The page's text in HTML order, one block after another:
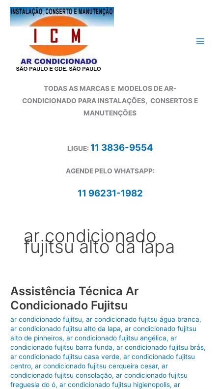
para
TODAS AS MARCAS E MODELOS DE AR-
CONDICIONADO PARA INSTALAÇÕES, CONSERTOS E
MANUTENÇÕES
LIGUE: 11 3836-9554
AGENDE PELO WHATSAPP:
11 96231-1982
ar condicionado
fujitsu alto da lapa
Assistência Técnica Ar
Condicionado Fujitsu
ar condicionado fujitsu,ar condicionado fujitsu água branca,
ar condicionado fujitsu alto da lapa,ar condicionado fujitsu
alto de pinheiros,ar condicionado fujitsu angélica,ar
condicionado fujitsu barra funda,ar condicionado fujitsu brás,
ar condicionado fujitsu casa verde,ar condicionado fujitsu
centro,ar condicionado fujitsu cerqueira cesar,ar
condicionado fujitsu consolação,ar condicionado fujitsu
freguesia do ó,ar condicionado fujitsu higienopolis,ar